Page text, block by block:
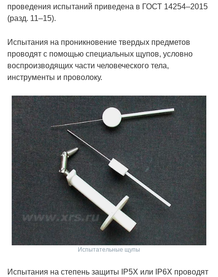
проведения испытаний приведена в ГОСТ 14254–2015
(разд. 11–15).
Испытания на проникновение твердых предметов
проводят с помощью специальных щупов, условно
воспроизводящих части человеческого тела,
инструменты и проволоку.
Испытательные щупы
Испытания на степень защиты IP5X или IP6X проводят